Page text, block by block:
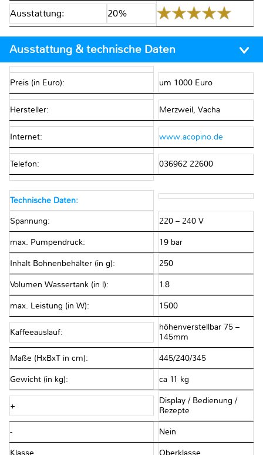
Ausstattung: 20%
Ausstattung & technische Daten
Preis (in Euro): um 1000 Euro
Hersteller: Merzweil, Vacha
Internet: www.acopino.de
Telefon: 036962 22600
Technische Daten:
Spannung: 220 – 240 V
max. Pumpendruck: 19 bar
Inhalt Bohnenbehälter (in g): 250
Volumen Wassertank (in l): 1.8
max. Leistung (in W): 1500
Kaffeeauslauf:
höhenverstellbar 75 –
145mm
Maße (HxBxT in cm): 445/240/345
Gewicht (in kg): ca 11 kg
+
Display / Bedienung /
Rezepte
- Nein